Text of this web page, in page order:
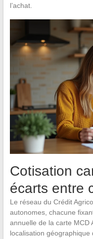
l’achat.
Cotisation
écarts entre
Le réseau du Crédit
autonomes, chacune
annuelle de la carte MCD
localisation